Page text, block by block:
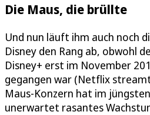
Die Maus, die brüllte
Und nun läuft ihm auch noch
Disney den Rang ab, obwohl
Disney+ erst im November
gegangen war (Netflix
Maus-Konzern hat im
unerwartet rasantes